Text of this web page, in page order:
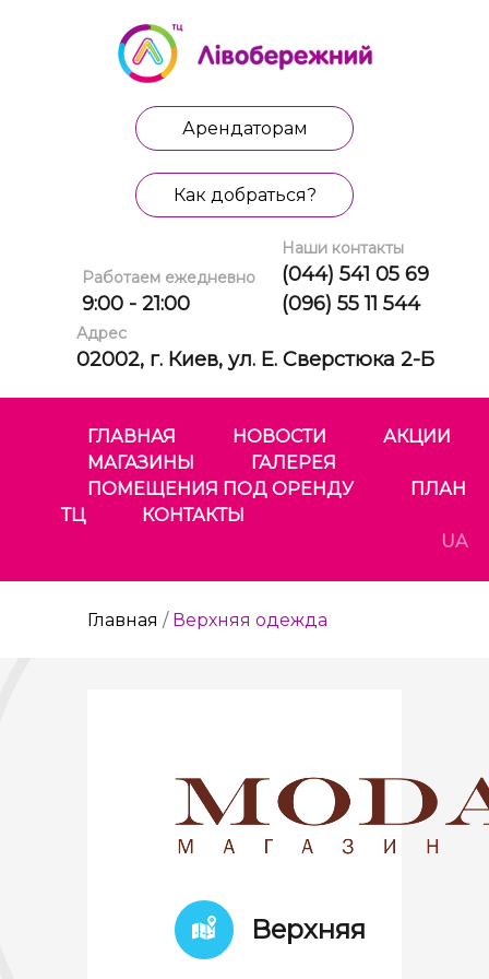
Арендаторам
Как добраться?
Работаем ежедневно
9:00 - 21:00
Наши контакты
(044) 541 05 69
(096) 55 11 544
Адрес
02002, г. Киев, ул. Е. Сверстюка 2-Б
ГЛАВНАЯ НОВОСТИ
АКЦИИ
МАГАЗИНЫ
ГАЛЕРЕЯ
ПОМЕЩЕНИЯ ПОД ОРЕНДУ
ПЛАН
ТЦ
КОНТАКТЫ
UA
Главная / Верхняя одежда
Верхняя